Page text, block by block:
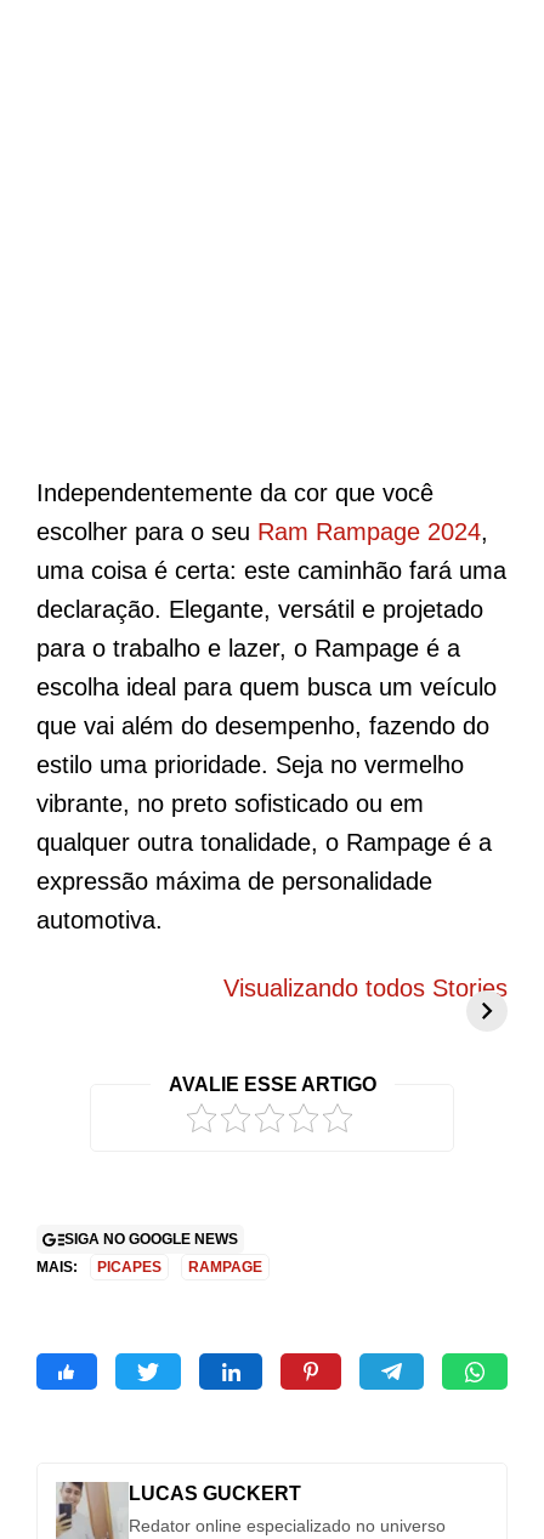
Independentemente da cor que você
escolher para o seu Ram Rampage 2024,
uma coisa é certa: este caminhão fará uma
declaração. Elegante, versátil e projetado
para o trabalho e lazer, o Rampage é a
escolha ideal para quem busca um veículo
que vai além do desempenho, fazendo do
estilo uma prioridade. Seja no vermelho
vibrante, no preto sofisticado ou em
qualquer outra tonalidade, o Rampage é a
expressão máxima de personalidade
automotiva.
208 elétrico
Visualizando todos Stories
AVALIE ESSE ARTIGO
SIGA NO GOOGLE NEWS
MAIS:
PICAPES RAMPAGE
LUCAS GUCKERT
Redator online especializado no universo